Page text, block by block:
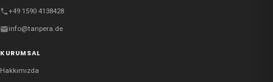
+49 1590 4138428
info@tanpera.de
KURUMSAL
Hakkımızda